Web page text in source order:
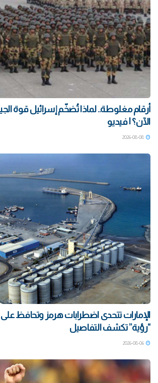
أرقام مغلوطة.. لماذا تُضخّم إسرائيل قوة
الآن؟ | فيديو
الإمارات تتحدى اضطرابات هرمز وتحافظ
“رؤية” تكشف التفاصيل